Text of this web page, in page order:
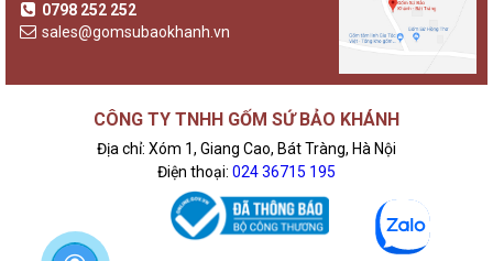
0798 252 252
sales@gomsubaokhanh.vn
CÔNG TY TNHH GỐM SỨ BẢO KHÁNH
Địa chỉ: Xóm 1, Giang Cao, Bát Tràng, Hà Nội
Điện thoại: 024 36715 195